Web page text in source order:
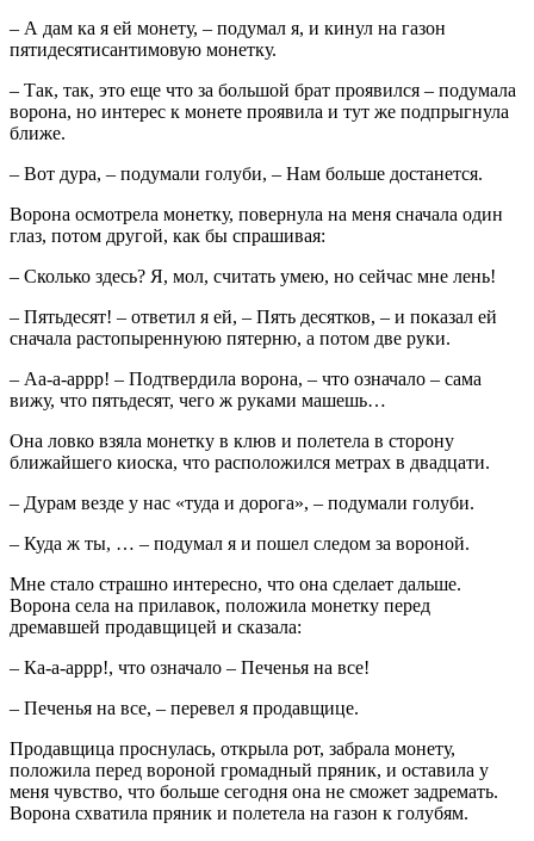
– А дам ка я ей монету, – подумал я, и кинул на газон
пятидесятисантимовую монетку.
– Так, так, это еще что за большой брат проявился – подумала
ворона, но интерес к монете проявила и тут же подпрыгнула
ближе.
– Вот дура, – подумали голуби, – Нам больше достанется.
Ворона осмотрела монетку, повернула на меня сначала один
глаз, потом другой, как бы спрашивая:
– Сколько здесь? Я, мол, считать умею, но сейчас мне лень!
– Пятьдесят! – ответил я ей, – Пять десятков, – и показал ей
сначала растопыреннуюю пятерню, а потом две руки.
– Аа-а-аррр! – Подтвердила ворона, – что означало – сама
вижу, что пятьдесят, чего ж руками машешь…
Она ловко взяла монетку в клюв и полетела в сторону
ближайшего киоска, что расположился метрах в двадцати.
– Дурам везде у нас «туда и дорога», – подумали голуби.
– Куда ж ты, … – подумал я и пошел следом за вороной.
Мне стало страшно интересно, что она сделает дальше.
Ворона села на прилавок, положила монетку перед
дремавшей продавщицей и сказала:
– Ка-а-аррр!, что означало – Печенья на все!
– Печенья на все, – перевел я продавщице.
Продавщица проснулась, открыла рот, забрала монету,
положила перед вороной громадный пряник, и оставила у
меня чувство, что больше сегодня она не сможет задремать.
Ворона схватила пряник и полетела на газон к голубям.